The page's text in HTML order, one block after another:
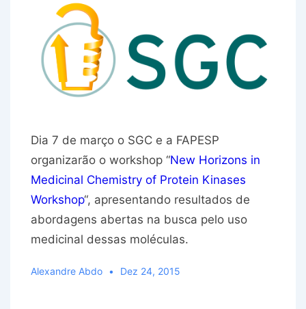
Dia 7 de março o SGC e a FAPESP
organizarão o workshop “New Horizons in
Medicinal Chemistry of Protein Kinases
Workshop“, apresentando resultados de
abordagens abertas na busca pelo uso
medicinal dessas moléculas.
Alexandre Abdo Dez 24, 2015